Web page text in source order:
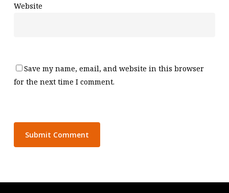
Website
Save my name, email, and website in this browser
for the next time I comment.